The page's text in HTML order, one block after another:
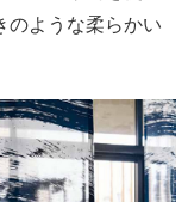
のような柔らかい